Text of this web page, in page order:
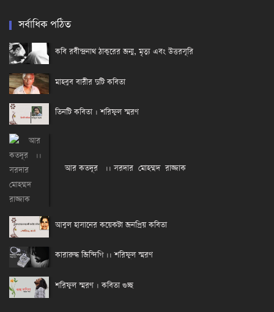
সর্বাধিক পঠিত
কবি রবীন্দ্রনাথ ঠাকুরের জন্ম, মৃত্যু এবং উত্তরসূরি
মাহবুব বারীর দুটি কবিতা
তিনটি কবিতা । শরিফুল স্মরণ
আর কতদূর ।। সরদার মোহম্মদ রাজ্জাক
আবুল হাসানের কয়েকটা জনপ্রিয় কবিতা
কারারুদ্ধ জিন্দিগি ।। শরিফুল স্মরণ
শরিফুল স্মরণ । কবিতা গুচ্ছ